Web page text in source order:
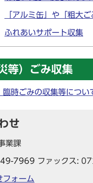
「アルミ缶」や「粗大
ふれあいサポート収集
等）ごみ収集
臨時ごみの収集等につい
せ
業課
7969 ファックス:
フォーム